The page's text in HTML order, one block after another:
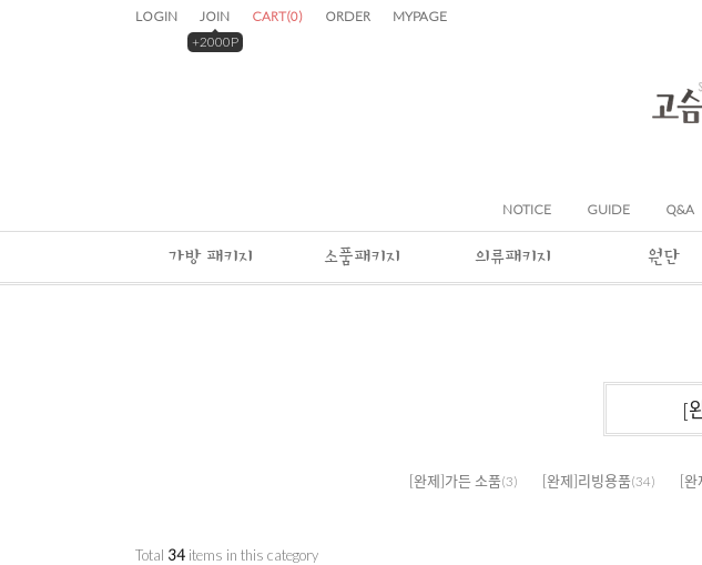
LOGIN
JOIN
+2000P
CART(0) ORDER MYPAGE
NOTICE GUIDE Q&A
가방 패키지 소품패키지 의류패키지 원단
[
[완제]가든 소품(3) [완제]리빙용품(34) [완
Total 34 items in this category